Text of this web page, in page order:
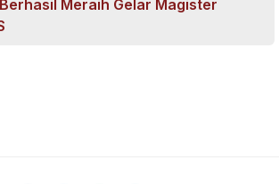
Meraih Gelar Magister